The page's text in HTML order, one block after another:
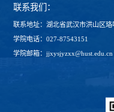
联系我们：
联系地址：湖北省武汉市洪山区
学院电话：027-87543151
学院邮箱：jjxysjyzxx@hust.edu.cn